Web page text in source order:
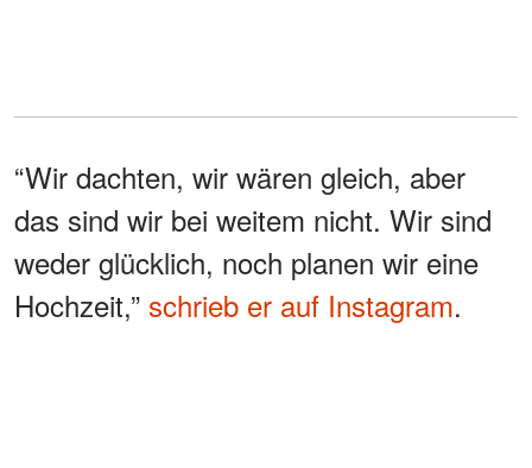
“Wir dachten, wir wären gleich, aber
das sind wir bei weitem nicht. Wir sind
weder glücklich, noch planen wir eine
Hochzeit,” schrieb er auf Instagram.